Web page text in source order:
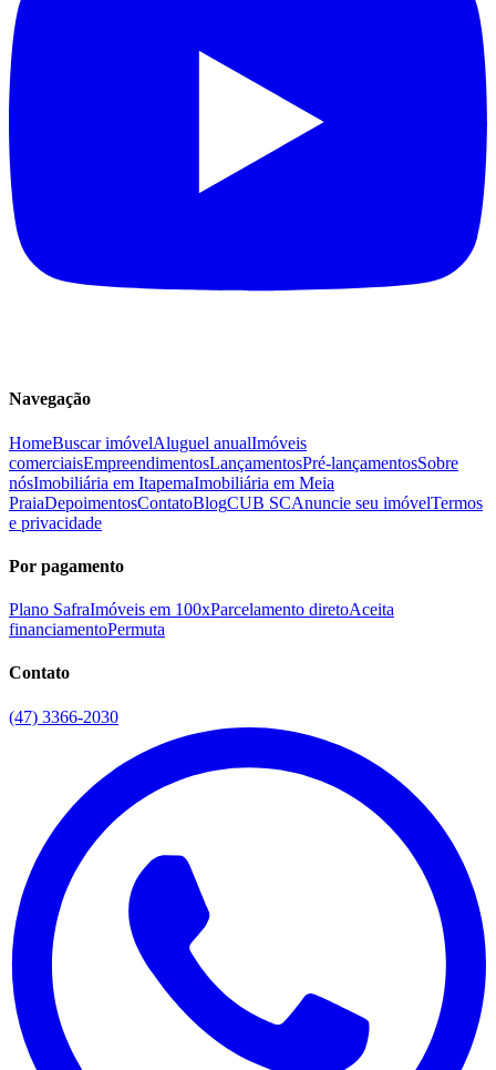
Navegação
HomeBuscar imóvelAluguel anualImóveis
comerciaisEmpreendimentosLançamentosPré-lançamentosSobre
nósImobiliária em ItapemaImobiliária em Meia
PraiaDepoimentosContatoBlogCUB SCAnuncie seu imóvelTermos
e privacidade
Por pagamento
Plano SafraImóveis em 100xParcelamento diretoAceita
financiamentoPermuta
Contato
(47) 3366-2030